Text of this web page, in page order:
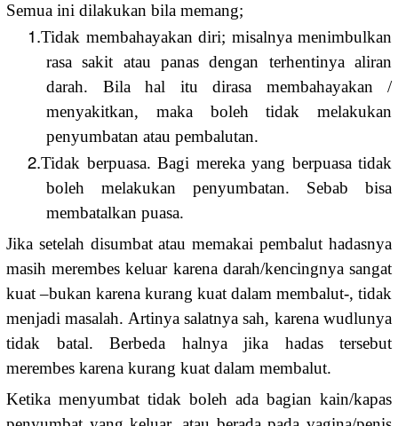
Semua ini dilakukan bila memang;
1.Tidak membahayakan diri; misalnya menimbulkan
rasa sakit atau panas dengan terhentinya aliran
darah. Bila hal itu dirasa membahayakan /
menyakitkan, maka boleh tidak melakukan
penyumbatan atau pembalutan.
2.Tidak berpuasa. Bagi mereka yang berpuasa tidak
boleh melakukan penyumbatan. Sebab bisa
membatalkan puasa.
Jika setelah disumbat atau memakai pembalut hadasnya
masih merembes keluar karena darah/kencingnya sangat
kuat –bukan karena kurang kuat dalam membalut-, tidak
menjadi masalah. Artinya salatnya sah, karena wudlunya
tidak batal. Berbeda halnya jika hadas tersebut
merembes karena kurang kuat dalam membalut.
Ketika menyumbat tidak boleh ada bagian kain/kapas